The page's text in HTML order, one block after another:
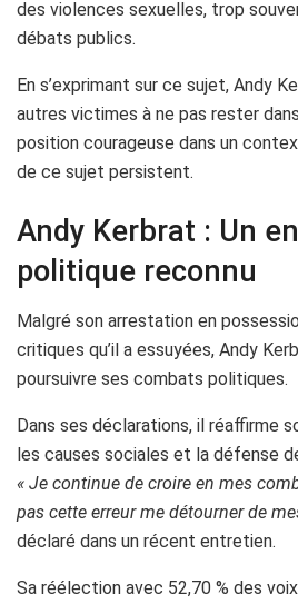
des violences sexuelles, trop
débats publics.
En s’exprimant sur ce sujet, Andy
autres victimes à ne pas rester
position courageuse dans un
de ce sujet persistent.
Andy Kerbrat : Un
politique reconnu
Malgré son arrestation en
critiques qu’il a essuyées, Andy
poursuivre ses combats politiques.
Dans ses déclarations, il réaffirme
les causes sociales et la défense
« Je continue de croire en mes
pas cette erreur me détourner de
déclaré dans un récent entretien.
Sa réélection avec 52,70 % des